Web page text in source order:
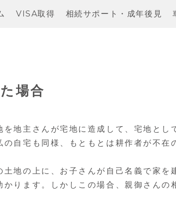
VISA取得 相続サポート・成年後見
場合
地主さんが宅地に造成して、宅地と
自宅も同様、もともとは耕作者が不在
地の上に、お子さんが自己名義で家
ります。しかしこの場合、親御さんの